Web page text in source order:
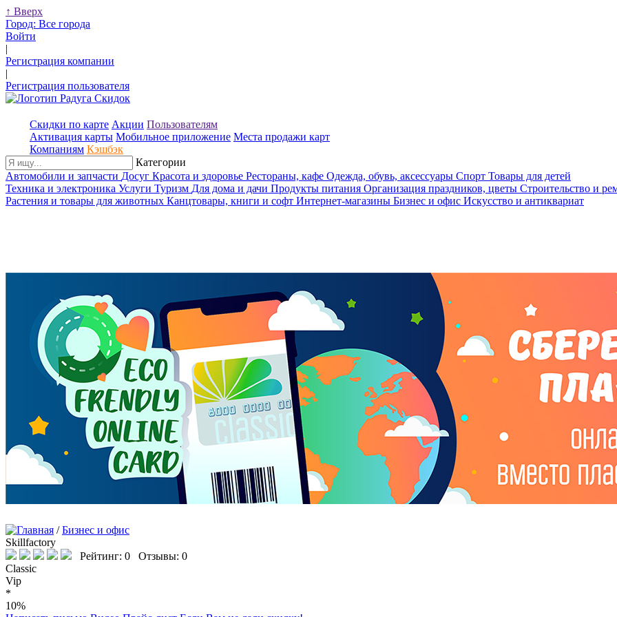
↑ Вверх
Город: Все города
Войти
|
Регистрация компании
|
Регистрация пользователя
Скидки по карте Акции Пользователям
Активация карты Мобильное приложение Места продажи карт
Компаниям Кэшбэк
Категории
Автомобили и запчасти Досуг Красота и здоровье Рестораны, кафе Одежда, обувь, аксессуары Спорт Товары для детей
Техника и электроника Услуги Туризм Для дома и дачи Продукты питания Организация праздников, цветы Строительство и
Растения и товары для животных Канцтовары, книги и софт Интернет-магазины Бизнес и офис Искусство и антиквариат
/Бизнес и офис
Skillfactory
Рейтинг: 0 Отзывы: 0
Classic
Vip
*
10%